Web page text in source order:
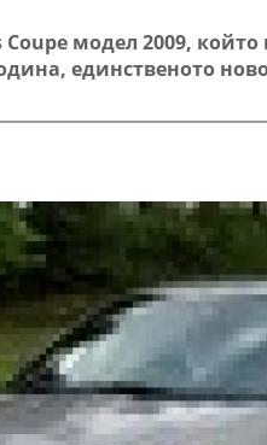
Coupe модел 2009,
единственото